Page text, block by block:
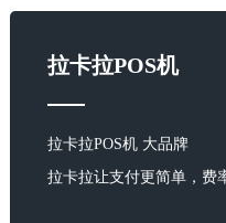
拉卡拉POS机
拉卡拉POS机 大品牌
拉卡拉让支付更简单，费